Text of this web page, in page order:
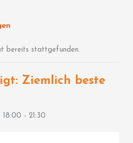
bereits stattgefunden.
Ziemlich beste
18:00 -21:30